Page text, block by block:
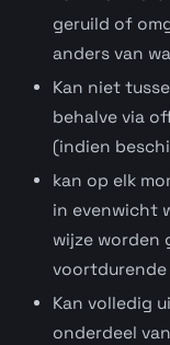
geruild of
anders van
Kan niet
behalve via
(indien
kan op elk
in evenwicht
wijze worden
Kan volledig
onderdeel